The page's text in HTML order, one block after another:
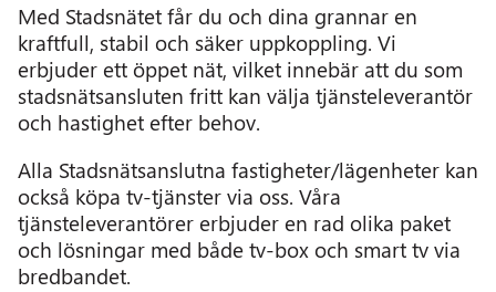
Med Stadsnätet får du och dina grannar en
kraftfull, stabil och säker uppkoppling. Vi
erbjuder ett öppet nät, vilket innebär att du som
stadsnätsansluten fritt kan välja tjänsteleverantör
och hastighet efter behov.
Alla Stadsnätsanslutna fastigheter/lägenheter kan
också köpa tv-tjänster via oss. Våra
tjänsteleverantörer erbjuder en rad olika paket
och lösningar med både tv-box och smart tv via
bredbandet.